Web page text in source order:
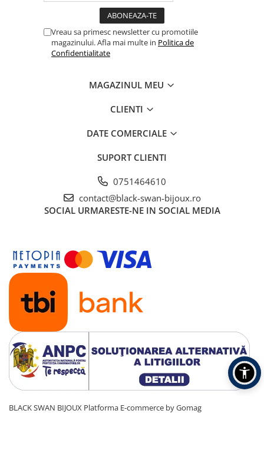
Vreau sa primesc newsletter cu promotiile
magazinului. Afla mai multe in Politica de
Confidentialitate
MAGAZINUL MEU
CLIENTI
DATE COMERCIALE
SUPORT CLIENTI
0751464610
contact@black-swan-bijoux.ro
SOCIAL URMARESTE-NE IN SOCIAL MEDIA
BLACK SWAN BIJOUX Platforma E-commerce by Gomag